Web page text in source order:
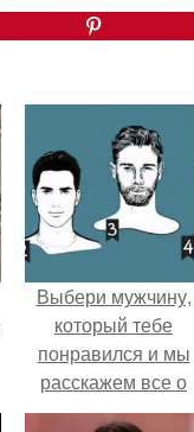
Выбери мужчину,
который тебе
понравился и мы
расскажем все о
типаже, который